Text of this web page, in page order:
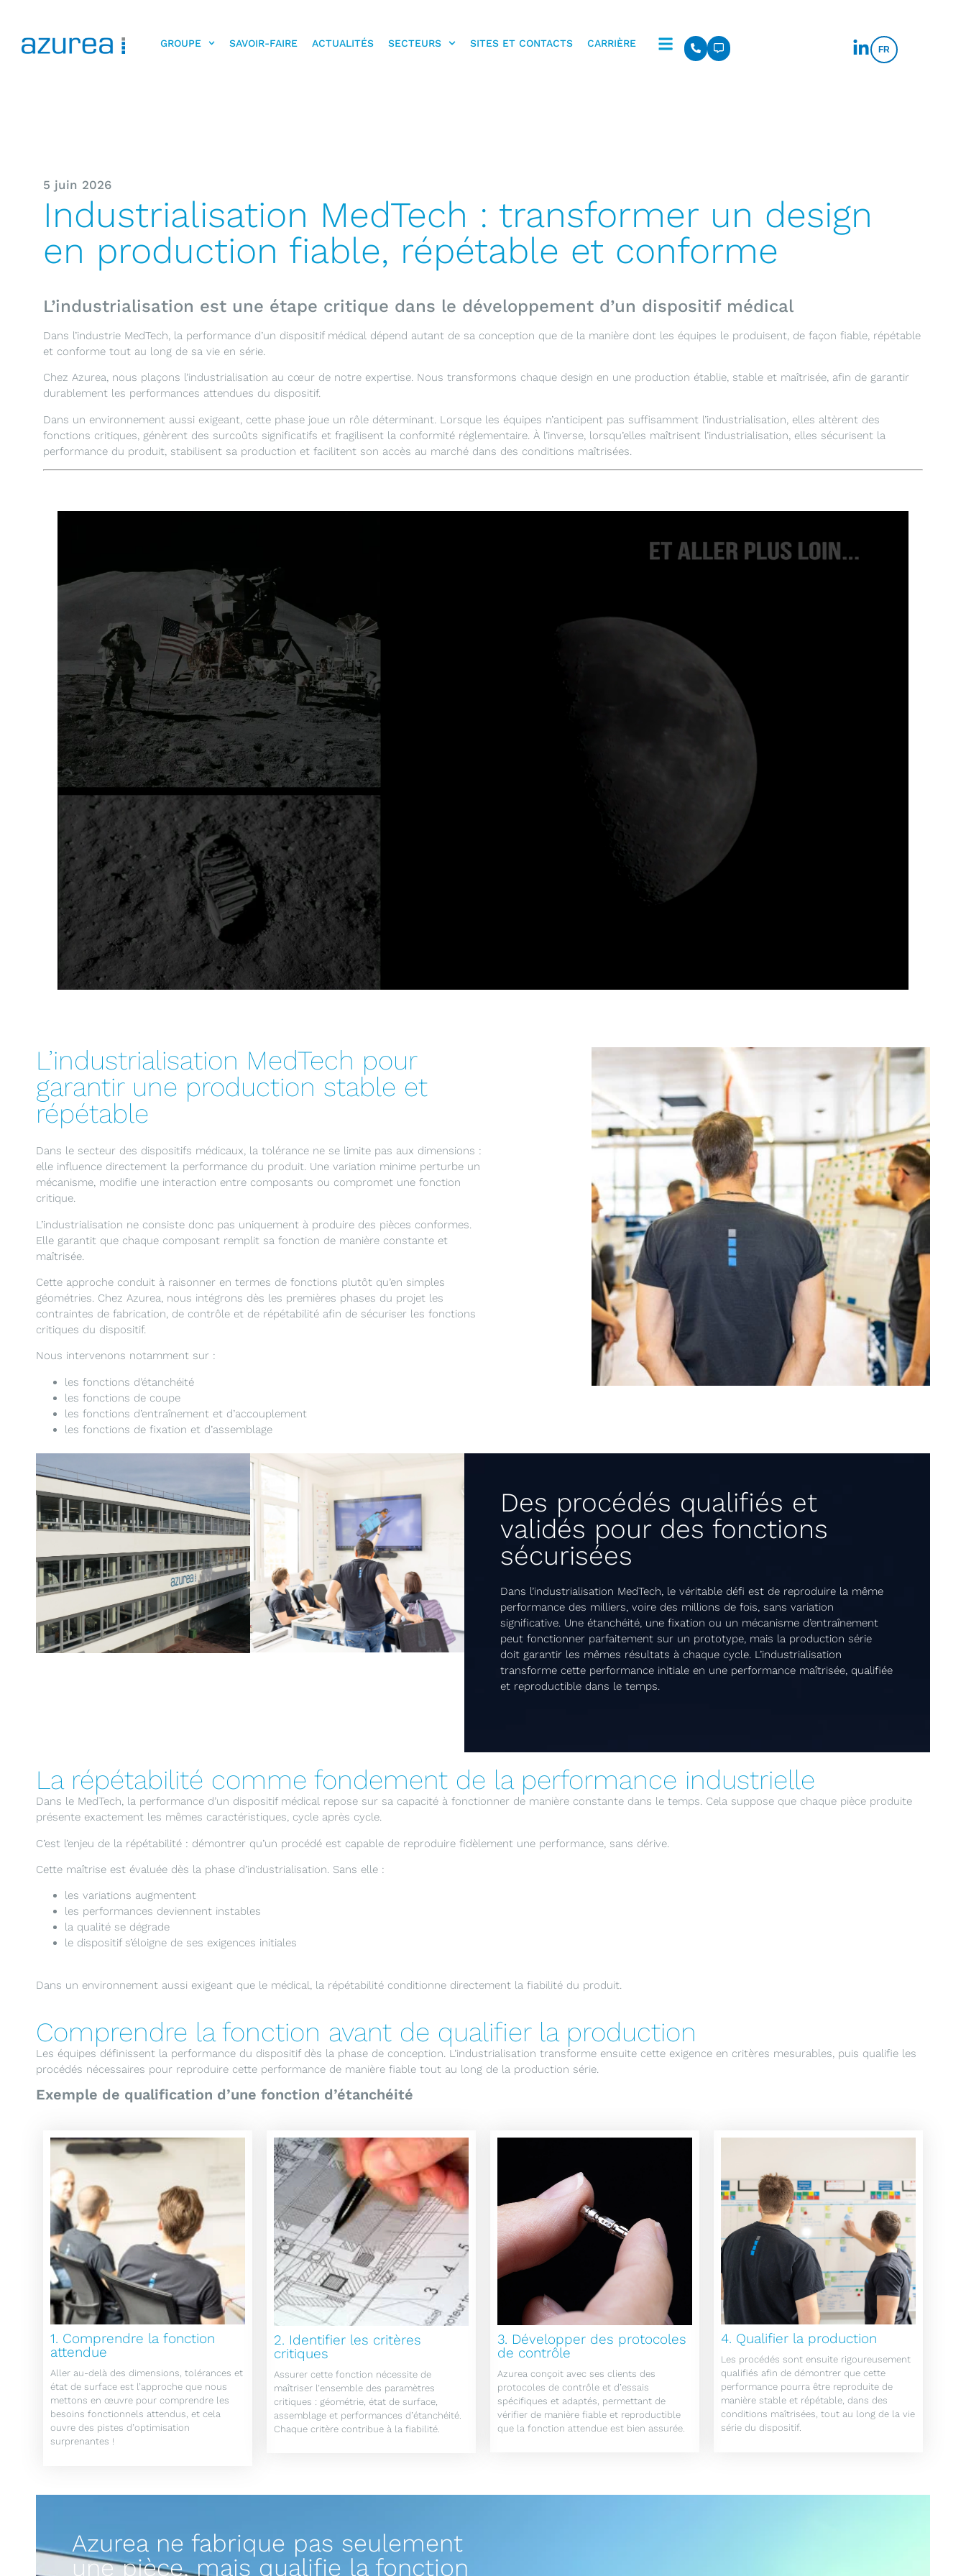
GROUPE SAVOIR-FAIRE ACTUALITÉS SECTEURS SITES ET CONTACTS CARRIÈRE
FR
5 juin 2026
Industrialisation MedTech : transformer un design
en production fiable, répétable et conforme
L’industrialisation est une étape critique dans le développement d’un dispositif médical
Dans l’industrie MedTech, la performance d’un dispositif médical dépend autant de sa conception que de la manière dont les équipes le produisent, de façon fiable, répétable
et conforme tout au long de sa vie en série.
Chez Azurea, nous plaçons l’industrialisation au cœur de notre expertise. Nous transformons chaque design en une production établie, stable et maîtrisée, afin de garantir
durablement les performances attendues du dispositif.
Dans un environnement aussi exigeant, cette phase joue un rôle déterminant. Lorsque les équipes n’anticipent pas suffisamment l’industrialisation, elles altèrent des
fonctions critiques, génèrent des surcoûts significatifs et fragilisent la conformité réglementaire. À l’inverse, lorsqu’elles maîtrisent l’industrialisation, elles sécurisent la
performance du produit, stabilisent sa production et facilitent son accès au marché dans des conditions maîtrisées.
L’industrialisation MedTech pour
garantir une production stable et
répétable
Dans le secteur des dispositifs médicaux, la tolérance ne se limite pas aux dimensions :
elle influence directement la performance du produit. Une variation minime perturbe un
mécanisme, modifie une interaction entre composants ou compromet une fonction
critique.
L’industrialisation ne consiste donc pas uniquement à produire des pièces conformes.
Elle garantit que chaque composant remplit sa fonction de manière constante et
maîtrisée.
Cette approche conduit à raisonner en termes de fonctions plutôt qu’en simples
géométries. Chez Azurea, nous intégrons dès les premières phases du projet les
contraintes de fabrication, de contrôle et de répétabilité afin de sécuriser les fonctions
critiques du dispositif.
Nous intervenons notamment sur :
les fonctions d’étanchéité
les fonctions de coupe
les fonctions d’entraînement et d’accouplement
les fonctions de fixation et d’assemblage
Des procédés qualifiés et
validés pour des fonctions
sécurisées
Dans l’industrialisation MedTech, le véritable défi est de reproduire la même
performance des milliers, voire des millions de fois, sans variation
significative. Une étanchéité, une fixation ou un mécanisme d’entraînement
peut fonctionner parfaitement sur un prototype, mais la production série
doit garantir les mêmes résultats à chaque cycle. L’industrialisation
transforme cette performance initiale en une performance maîtrisée, qualifiée
et reproductible dans le temps.
La répétabilité comme fondement de la performance industrielle
Dans le MedTech, la performance d’un dispositif médical repose sur sa capacité à fonctionner de manière constante dans le temps. Cela suppose que chaque pièce produite
présente exactement les mêmes caractéristiques, cycle après cycle.
C’est l’enjeu de la répétabilité : démontrer qu’un procédé est capable de reproduire fidèlement une performance, sans dérive.
Cette maîtrise est évaluée dès la phase d’industrialisation. Sans elle :
les variations augmentent
les performances deviennent instables
la qualité se dégrade
le dispositif s’éloigne de ses exigences initiales
Dans un environnement aussi exigeant que le médical, la répétabilité conditionne directement la fiabilité du produit.
Comprendre la fonction avant de qualifier la production
Les équipes définissent la performance du dispositif dès la phase de conception. L’industrialisation transforme ensuite cette exigence en critères mesurables, puis qualifie les
procédés nécessaires pour reproduire cette performance de manière fiable tout au long de la production série.
Exemple de qualification d’une fonction d’étanchéité
1. Comprendre la fonction
attendue
Aller au-delà des dimensions, tolérances et
état de surface est l’approche que nous
mettons en œuvre pour comprendre les
besoins fonctionnels attendus, et cela
ouvre des pistes d’optimisation
surprenantes !
2. Identifier les critères
critiques
Assurer cette fonction nécessite de
maîtriser l’ensemble des paramètres
critiques : géométrie, état de surface,
assemblage et performances d’étanchéité.
Chaque critère contribue à la fiabilité.
3. Développer des protocoles
de contrôle
Azurea conçoit avec ses clients des
protocoles de contrôle et d’essais
spécifiques et adaptés, permettant de
vérifier de manière fiable et reproductible
que la fonction attendue est bien assurée.
4. Qualifier la production
Les procédés sont ensuite rigoureusement
qualifiés afin de démontrer que cette
performance pourra être reproduite de
manière stable et répétable, dans des
conditions maîtrisées, tout au long de la vie
série du dispositif.
Azurea ne fabrique pas seulement
une pièce, mais qualifie la fonction